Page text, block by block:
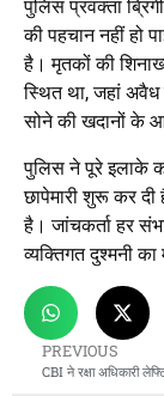
पुलिस प्रवक्ता
की पहचान नहीं हो
है। मृतकों की
स्थित था, जहां अवैध
सोने की खदानों के
पुलिस ने पूरे इलाके
छापेमारी शुरू कर दी
है। जांचकर्ता हर
व्यक्तिगत दुश्मनी
PREVIOUS